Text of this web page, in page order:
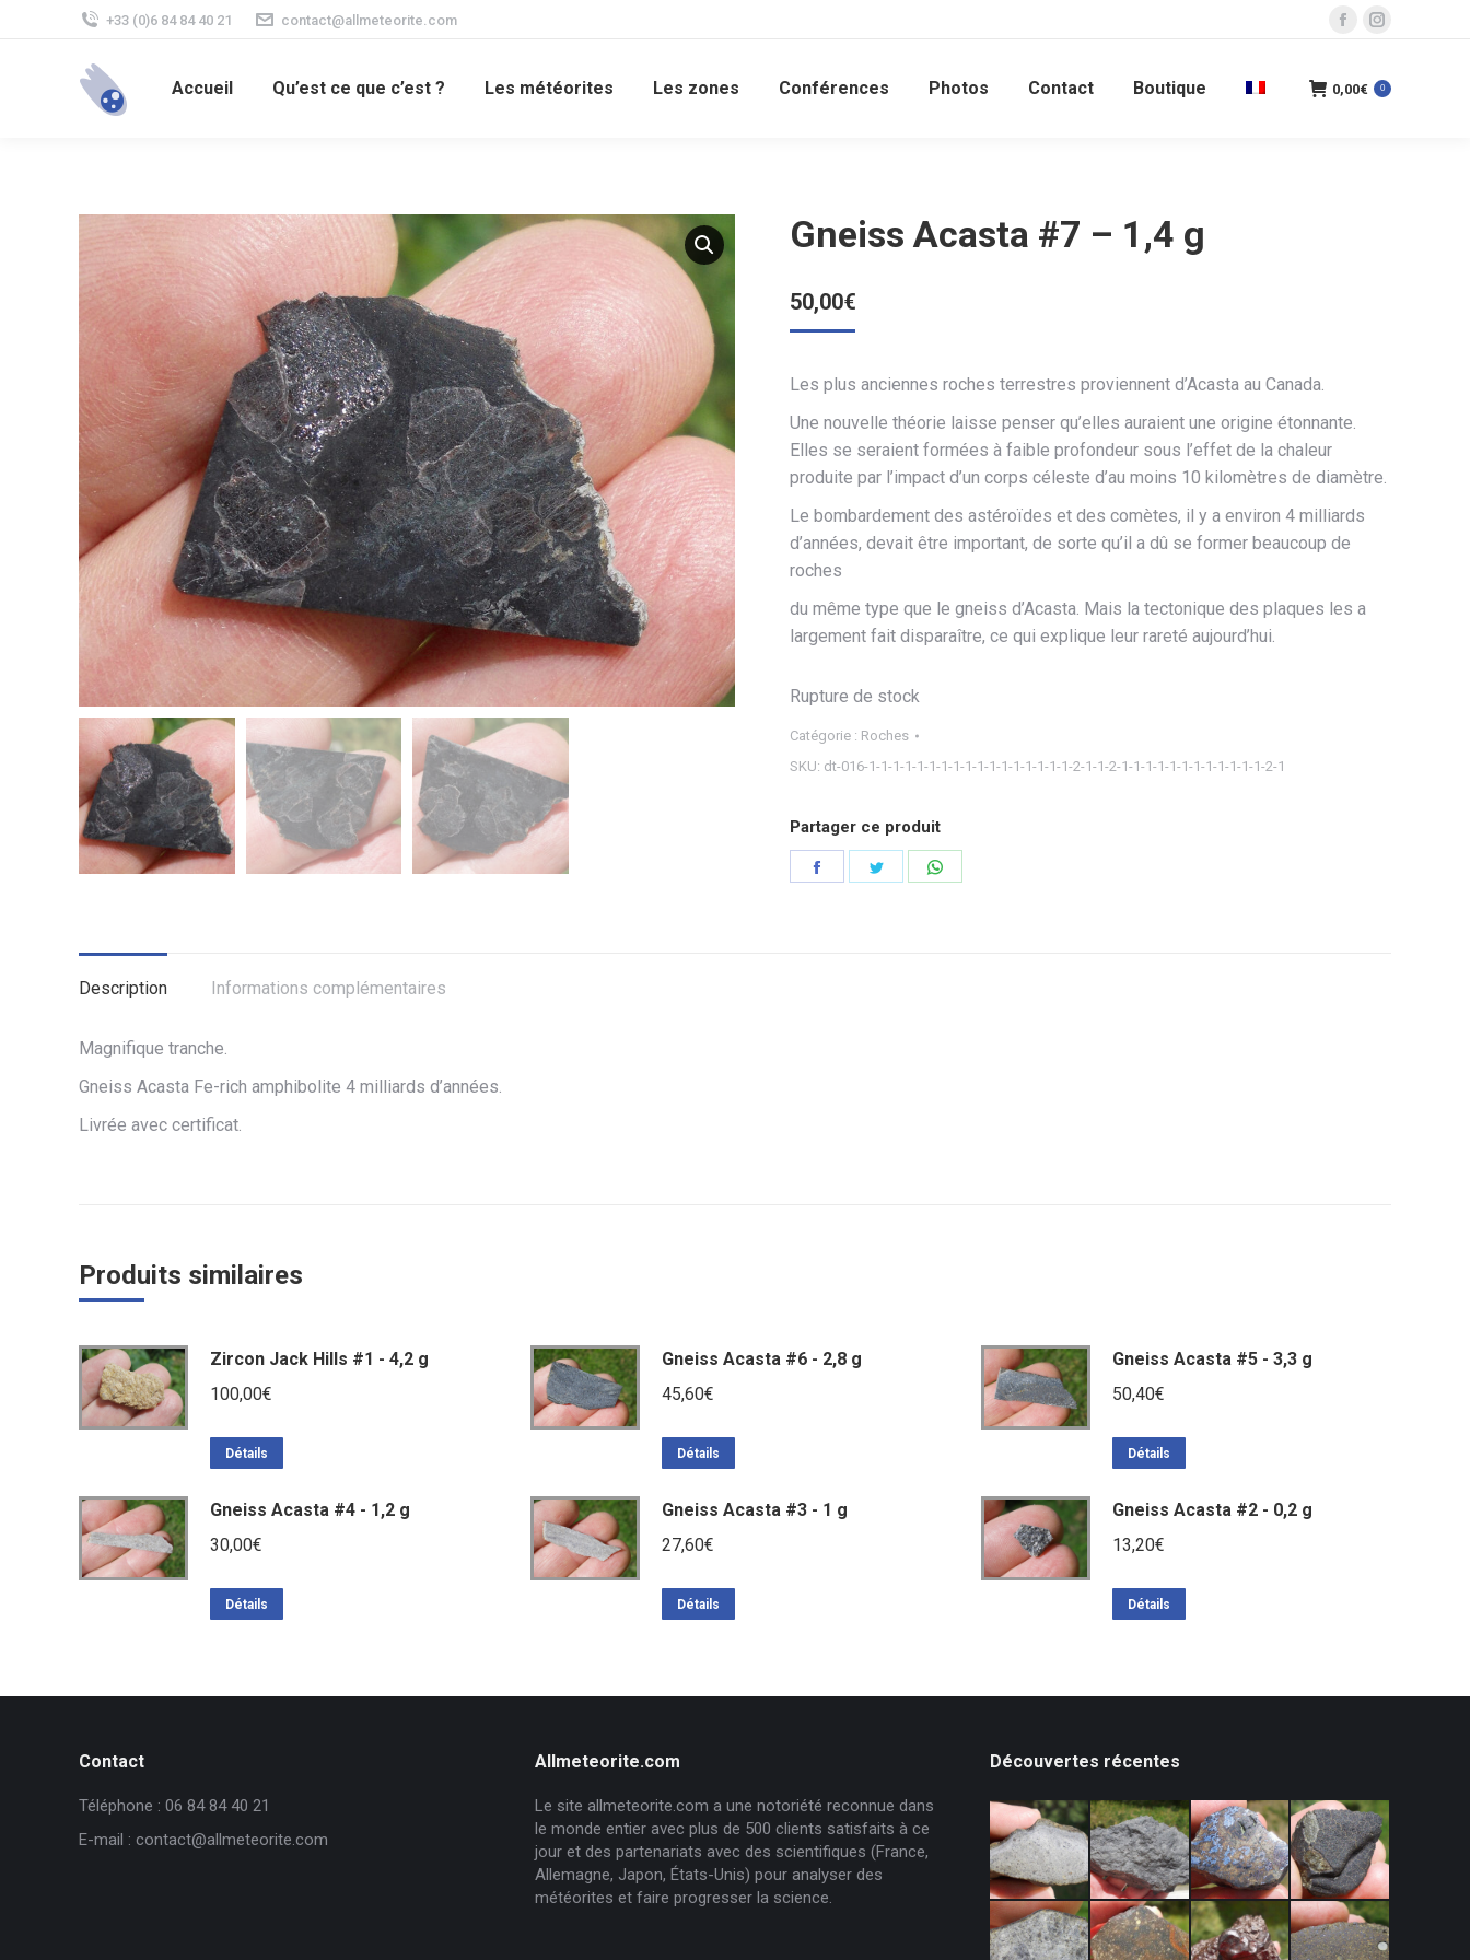
+33 (0)6 84 84 40 21 contact@allmeteorite.com
La
Facebook
La
Instagram
Accueil Qu’est ce que c’est ? Les météorites Les zones Conférences Photos Contact Boutique 0,00€ 0
Gneiss Acasta #7 – 1,4 g
50,00€
Les plus anciennes roches terrestres proviennent d’Acasta au Canada.
Une nouvelle théorie laisse penser qu’elles auraient une origine étonnante.
Elles se seraient formées à faible profondeur sous l’effet de la chaleur
produite par l’impact d’un corps céleste d’au moins 10 kilomètres de diamètre.
Le bombardement des astéroïdes et des comètes, il y a environ 4 milliards
d’années, devait être important, de sorte qu’il a dû se former beaucoup de
roches
du même type que le gneiss d’Acasta. Mais la tectonique des plaques les a
largement fait disparaître, ce qui explique leur rareté aujourd’hui.
Rupture de stock
Catégorie : Roches
SKU: dt-016-1-1-1-1-1-1-1-1-1-1-1-1-1-1-1-1-1-2-1-1-2-1-1-1-1-1-1-1-1-1-1-1-1-2-1
Partager ce produit
Partager Partager
Description Informations complémentaires
Magnifique tranche.
Gneiss Acasta Fe-rich amphibolite 4 milliards d’années.
Livrée avec certificat.
Produits similaires
Zircon Jack Hills #1 - 4,2 g
100,00€
Détails
Gneiss Acasta #6 - 2,8 g
45,60€
Détails
Gneiss Acasta #5 - 3,3 g
50,40€
Détails
Gneiss Acasta #4 - 1,2 g
30,00€
Détails
Gneiss Acasta #3 - 1 g
27,60€
Détails
Gneiss Acasta #2 - 0,2 g
13,20€
Détails
Contact
Téléphone : 06 84 84 40 21
E-mail : contact@allmeteorite.com
Allmeteorite.com
Le site allmeteorite.com a une notoriété reconnue dans
le monde entier avec plus de 500 clients satisfaits à ce
jour et des partenariats avec des scientifiques (France,
Allemagne, Japon, États-Unis) pour analyser des
météorites et faire progresser la science.
Découvertes récentes